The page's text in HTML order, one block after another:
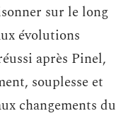
sur le long
évolutions
après Pinel,
souplesse et
changements du